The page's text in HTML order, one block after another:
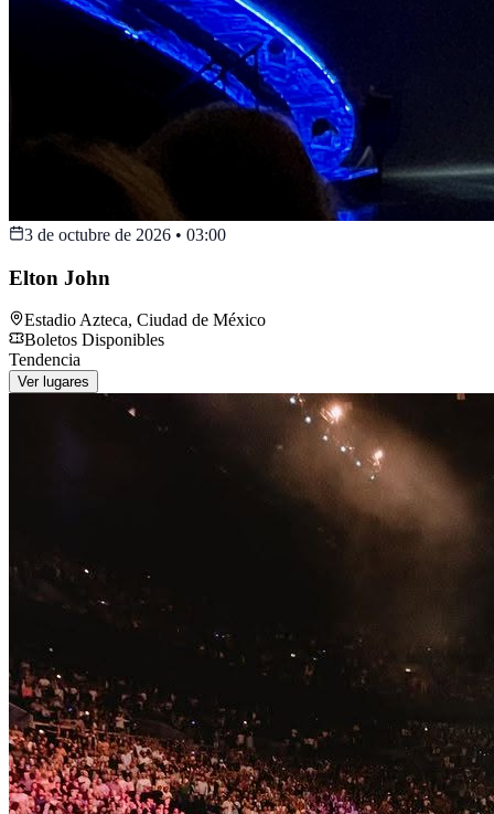
3 de octubre de 2026 • 03:00
Elton John
Estadio Azteca, Ciudad de México
Boletos Disponibles
Tendencia
Ver lugares